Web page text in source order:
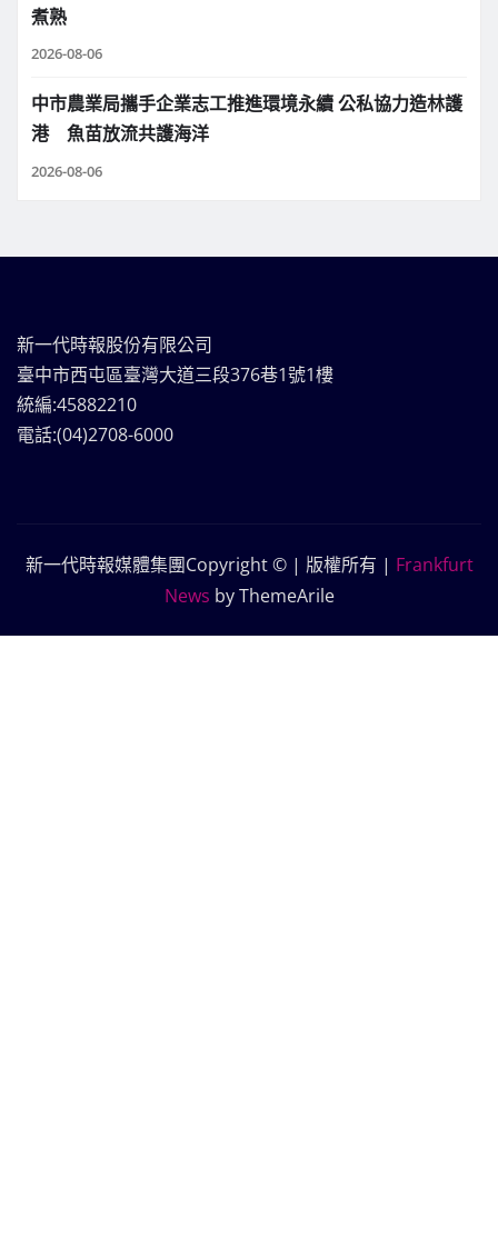
煮熟
2026-08-06
中市農業局攜手企業志工推進環境永續 公私協力造林護
港 魚苗放流共護海洋
2026-08-06
新一代時報股份有限公司
臺中市西屯區臺灣大道三段376巷1號1樓
統編:45882210
電話:(04)2708-6000
新一代時報媒體集團Copyright © | 版權所有 | Frankfurt
News by ThemeArile